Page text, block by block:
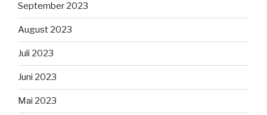
September 2023
August 2023
Juli 2023
Juni 2023
Mai 2023